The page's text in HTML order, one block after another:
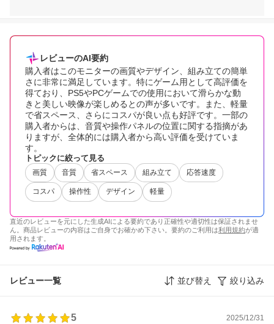
レビューのAI要約
購入者はこのモニターの画質やデザイン、組み立ての簡単
さに非常に満足しています。特にゲーム用として高評価を
得ており、PS5やPCゲームでの使用において滑らかな動
きと美しい映像が楽しめるとの声が多いです。また、軽量
で省スペース、さらにコスパが良い点も好評です。一部の
購入者からは、音質や操作パネルの位置に関する指摘があ
りますが、全体的には購入者から高い評価を受けていま
す。
トピックに絞って見る
画質 音質 省スペース 組み立て 応答速度
コスパ 操作性 デザイン 軽量
直近のレビューを元にした生成AIによる要約であり正確性や適切性は保証されませ
ん。商品レビューの内容はご自身でお確かめ下さい。要約のご利用は利用規約が適
用されます。
レビュー一覧 並び替え 絞り込み
5
2025/12/31